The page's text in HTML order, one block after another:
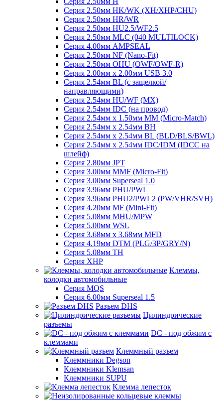
Серия 2.50мм HK/WK (XH/XHP/CHU)
Серия 2.50мм HR/WR
Серия 2.50мм HU2.5/WF2.5
Серия 2.50мм MLC (040 MULTILOCK)
Серия 4.00мм AMPSEAL
Серия 2.50мм NF (Nano-Fit)
Серия 2.50мм OHU (OWF/OWF-R)
Серия 2.00мм x 2.00мм USB 3.0
Серия 2.54мм BL (с защелкой/
направляющими)
Серия 2.54мм HU/WF (MX)
Серия 2.54мм IDC (на провод)
Серия 2.54мм х 1.50мм MM (Micro-Match)
Серия 2.54мм х 2.54мм BH
Серия 2.54мм х 2.54мм BL (BLD/BLS/BWL)
Серия 2.54мм х 2.54мм IDC/IDM (IDCC на
шлейф)
Серия 2.80мм JPT
Серия 3.00мм MMF (Micro-Fit)
Серия 3.00мм Superseal 1.0
Серия 3.96мм PHU/PWL
Серия 3.96мм PHU2/PWL2 (PW/VHR/SVH)
Серия 4.20мм MF (Mini-Fit)
Серия 5.08мм MHU/MPW
Серия 5.00мм WSL
Серия 3.68мм х 3.68мм MFD
Серия 4.19мм DTM (PLG/3P/GRY/N)
Серия 5.08мм TH
Серия XHP
Клеммы,
колодки автомобильные
Серия MQS
Серия 6.00мм Superseal 1.5
Разъем DHS
Цилиндрические
разъемы
DC - под обжим с
клеммами
Клеммный разъем
Клеммники Degson
Клеммники Klemsan
Клеммники SUPU
Клемма лепесток